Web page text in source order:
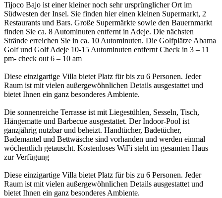
Tijoco Bajo ist einer kleiner noch sehr ursprünglicher Ort im
Südwesten der Insel. Sie finden hier einen kleinen Supermarkt, 2
Restaurants und Bars. Große Supermärkte sowie den Bauernmarkt
finden Sie ca. 8 Autominuten entfernt in Adeje. Die nächsten
Strände erreichen Sie in ca. 10 Autominuten. Die Golfplätze Abama
Golf und Golf Adeje 10-15 Autominuten entfernt Check in 3 – 11
pm- check out 6 – 10 am
Diese einzigartige Villa bietet Platz für bis zu 6 Personen. Jeder
Raum ist mit vielen außergewöhnlichen Details ausgestattet und
bietet Ihnen ein ganz besonderes Ambiente.
Die sonnenreiche Terrasse ist mit Liegestühlen, Sesseln, Tisch,
Hängematte und Barbecue ausgestattet. Der Indoor-Pool ist
ganzjährig nutzbar und beheizt. Handtücher, Badetücher,
Bademantel und Bettwäsche sind vorhanden und werden einmal
wöchentlich getauscht. Kostenloses WiFi steht im gesamten Haus
zur Verfügung
Diese einzigartige Villa bietet Platz für bis zu 6 Personen. Jeder
Raum ist mit vielen außergewöhnlichen Details ausgestattet und
bietet Ihnen ein ganz besonderes Ambiente.